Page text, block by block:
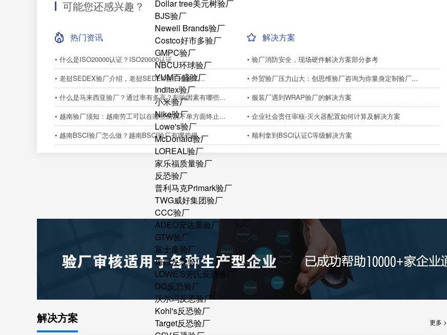
Dollar tree美元树验厂
BJS验厂
Newell Brands验厂
Costco好市多验厂
GMPC验厂
NBCU环球验厂
YUM百盛验厂
Inditex验厂
小米验厂
Nike验厂
Lowe's验厂
McDonald验厂
LOREAL验厂
家乐福质量验厂
反恐验厂
普利马克Primark验厂
TWG威好集团验厂
CCC验厂
ADEO安达屋验厂
GTW验厂
富士康验厂
梅西反恐验厂
LOWE'S劳氏反恐验厂
DG反恐验厂
沃尔玛反恐验厂
Kohl's反恐验厂
Target反恐验厂
可能您还感兴趣？
热门资讯
• 什么是ISO20000认证？ISO20000认证...
• 老挝SEDEX验厂介绍，老挝SEDEX验厂准备工...
• 什么是马来西亚验厂？通过率有多高？影响因素有哪些...
• 越南验厂须知：越南劳工可以在哪些情况下单方面终止...
• 越南BSCI验厂怎么做？越南BSCI验厂有哪些规...
解决方案
• 验厂消防安全，现场硬件解决方案部分参考
• 外贸验厂压力山大：创思维验厂咨询为你量身定制验厂...
• 服装厂遇到WRAP验厂的解决方案
• 企业社会责任审核-灭火器配置如何计算及解决方案
• 顺利拿到BSCI认证C等级解决方案
更多 >
解决方案